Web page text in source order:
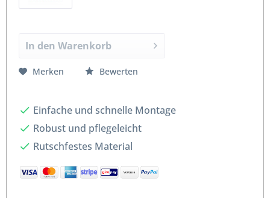
In den Warenkorb
Merken Bewerten
Einfache und schnelle Montage
Robust und pflegeleicht
Rutschfestes Material